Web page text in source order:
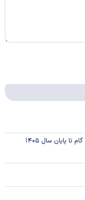
استفاده واردکنندگان اقلام سلامت‌محور از اوراق گام تا پایان سال ۱۴۰۵